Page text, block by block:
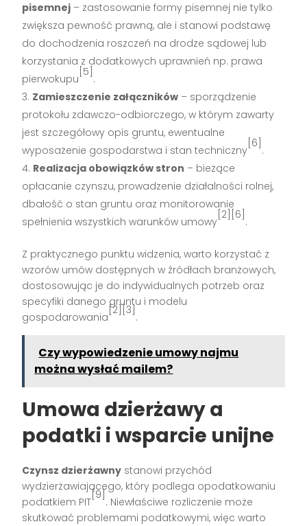
pisemnej – zastosowanie formy pisemnej nie tylko
zwiększa pewność prawną, ale i stanowi podstawę
do dochodzenia roszczeń na drodze sądowej lub
korzystania z dodatkowych uprawnień np. prawa
pierwokupu
[5]
.
Zamieszczenie załączników – sporządzenie
protokołu zdawczo-odbiorczego, w którym zawarty
jest szczegółowy opis gruntu, ewentualne
wyposażenie gospodarstwa i stan techniczny
[6]
.
Realizacja obowiązków stron – bieżące
opłacanie czynszu, prowadzenie działalności rolnej,
dbałość o stan gruntu oraz monitorowanie
spełnienia wszystkich warunków umowy
[2][6]
.
Z praktycznego punktu widzenia, warto korzystać z
wzorów umów dostępnych w źródłach branżowych,
dostosowując je do indywidualnych potrzeb oraz
specyfiki danego gruntu i modelu
gospodarowania
[2][3]
.
Czy wypowiedzenie umowy najmu
można wysłać mailem?
Umowa dzierżawy a
podatki i wsparcie unijne
Czynsz dzierżawny stanowi przychód
wydzierżawiającego, który podlega opodatkowaniu
podatkiem PIT
[9]
. Niewłaściwe rozliczenie może
skutkować problemami podatkowymi, więc warto